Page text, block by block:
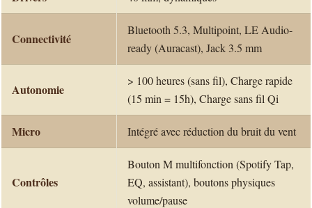
Connectivité
Bluetooth 5.3, Multipoint, LE Audio-
ready (Auracast), Jack 3.5 mm
Autonomie
> 100 heures (sans fil), Charge rapide
(15 min = 15h), Charge sans fil Qi
Micro Intégré avec réduction du bruit du vent
Contrôles
Bouton M multifonction (Spotify Tap,
EQ, assistant), boutons physiques
volume/pause